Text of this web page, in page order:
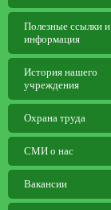
Полезные ссылки и
информация
История нашего
учреждения
Охрана труда
СМИ о нас
Вакансии